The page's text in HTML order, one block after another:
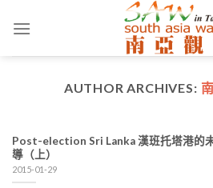
AUTHOR ARCHIVES:
Post-election Sri Lanka 漢班托塔港的
導（上）
2015-01-29